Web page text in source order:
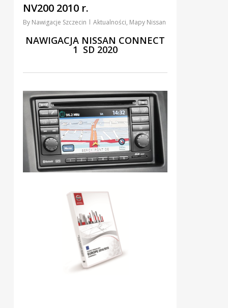
NV200 2010 r.
By Nawigacje Szczecin Aktualności, Mapy Nissan
NAWIGACJA NISSAN CONNECT
1 SD 2020